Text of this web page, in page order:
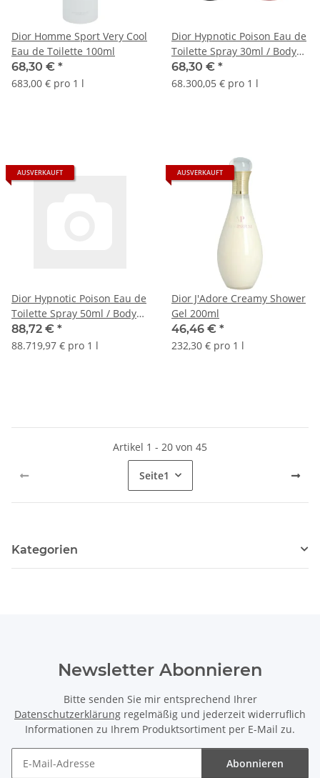
Dior Homme Sport Very Cool
Eau de Toilette 100ml
68,30 € *
683,00 € pro 1 l
Dior Hypnotic Poison Eau de
Toilette Spray 30ml / Body
Lotion 75ml
68,30 € *
68.300,05 € pro 1 l
AUSVERKAUFT
Dior Hypnotic Poison Eau de
Toilette Spray 50ml / Body
Lotion 75ml
88,72 € *
88.719,97 € pro 1 l
AUSVERKAUFT
Dior J'Adore Creamy Shower
Gel 200ml
46,46 € *
232,30 € pro 1 l
Artikel 1 - 20 von 45
Seite1
Kategorien
Newsletter Abonnieren
Bitte senden Sie mir entsprechend Ihrer
Datenschutzerklärung regelmäßig und jederzeit widerruflich
Informationen zu Ihrem Produktsortiment per E-Mail zu.
Abonnieren